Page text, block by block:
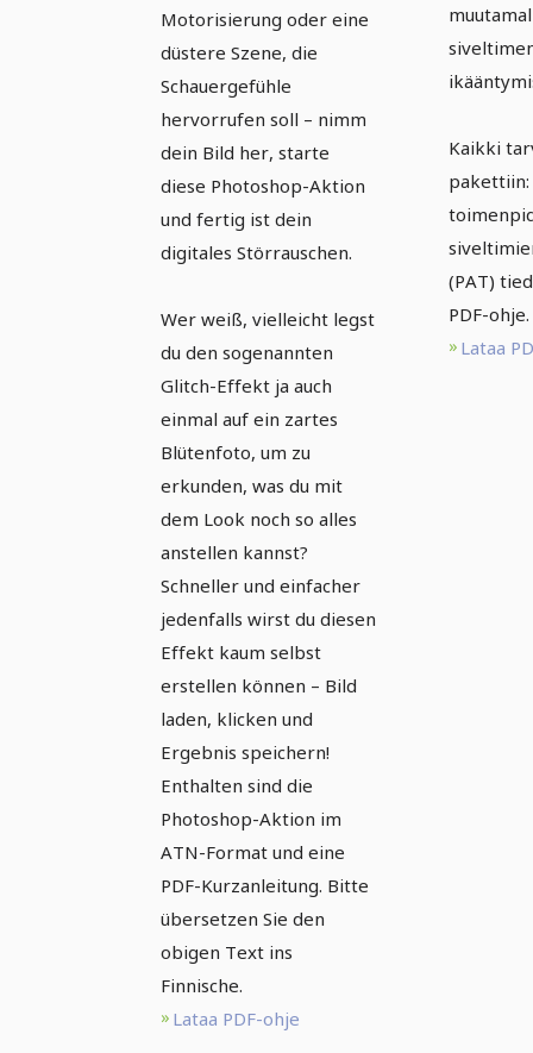
Motorisierung oder eine
düstere Szene, die
Schauergefühle
hervorrufen soll – nimm
dein Bild her, starte
diese Photoshop-Aktion
und fertig ist dein
digitales Störrauschen.
Wer weiß, vielleicht legst
du den sogenannten
Glitch-Effekt ja auch
einmal auf ein zartes
Blütenfoto, um zu
erkunden, was du mit
dem Look noch so alles
anstellen kannst?
Schneller und einfacher
jedenfalls wirst du diesen
Effekt kaum selbst
erstellen können – Bild
laden, klicken und
Ergebnis speichern!
Enthalten sind die
Photoshop-Aktion im
ATN-Format und eine
PDF-Kurzanleitung. Bitte
übersetzen Sie den
obigen Text ins
Finnische.
Lataa PDF-ohje
Kaikki
(PAT)
PDF-ohje.
Lataa